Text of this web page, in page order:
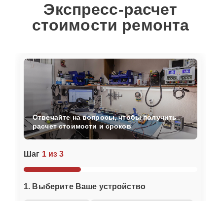
Экспресс-расчет
стоимости ремонта
Шаг 1 из 3
1. Выберите Ваше устройство
Отвечайте на вопросы, чтобы получить
расчет стоимости и сроков